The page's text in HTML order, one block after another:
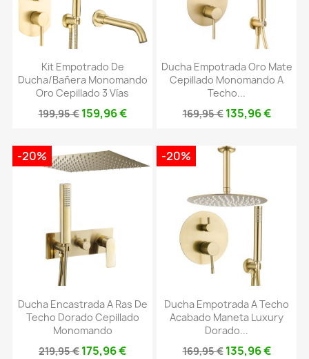
Kit Empotrado De
Ducha/bañera Monomando
Oro Cepillado 3 Vías
199,95 € 159,96 €
Ducha Empotrada Oro Mate
Cepillado Monomando A
Techo...
169,95 € 135,96 €
Ducha Encastrada A Ras De
Techo Dorado Cepillado
Monomando
219,95 € 175,96 €
-20%
Ducha Empotrada A Techo
Acabado Maneta Luxury
Dorado...
169,95 € 135,96 €
-20%